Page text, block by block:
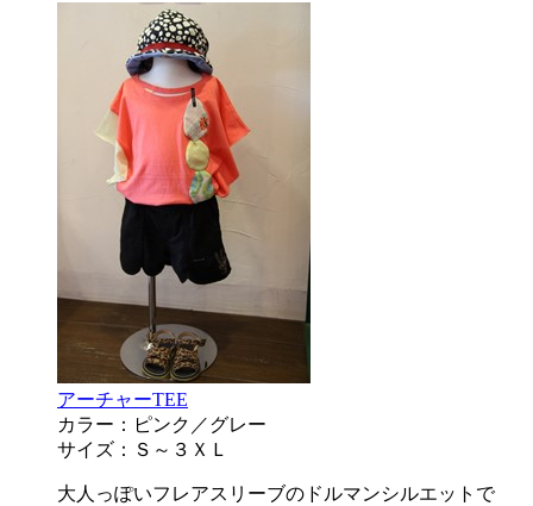
アーチャーTEE
カラー：ピンク／グレー
サイズ：Ｓ～３ＸＬ
大人っぽいフレアスリーブのドルマンシルエットで